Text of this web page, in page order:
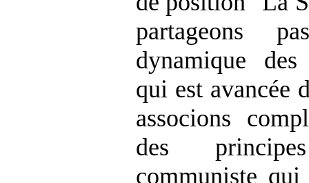
partageons
dynamique
qui est avancée
associons
des
communiste